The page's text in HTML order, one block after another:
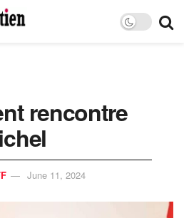
rencontre
June 11, 2024